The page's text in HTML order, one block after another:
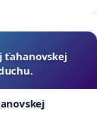
ťahanovskej